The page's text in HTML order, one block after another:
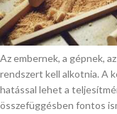
Az embernek, a gépnek,
rendszert kell alkotnia. A
hatással lehet a
összefüggésben fontos